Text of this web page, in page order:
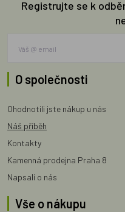
Registrujte se k
O společnosti
Ohodnotili jste nákup u nás
Náš příběh
Kontakty
Kamenná prodejna Praha 8
Napsali o nás
Vše o nákupu